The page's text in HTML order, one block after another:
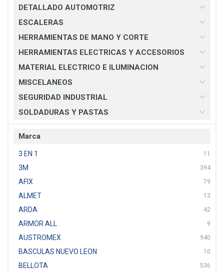
DETALLADO AUTOMOTRIZ
ESCALERAS
HERRAMIENTAS DE MANO Y CORTE
HERRAMIENTAS ELECTRICAS Y ACCESORIOS
MATERIAL ELECTRICO E ILUMINACION
MISCELANEOS
SEGURIDAD INDUSTRIAL
SOLDADURAS Y PASTAS
Marca
3 EN 1 11
3M 394
AFIX 79
ALMET 13
ARDA 42
ARMOR ALL 9
AUSTROMEX 940
BASCULAS NUEVO LEON 10
BELLOTA 536